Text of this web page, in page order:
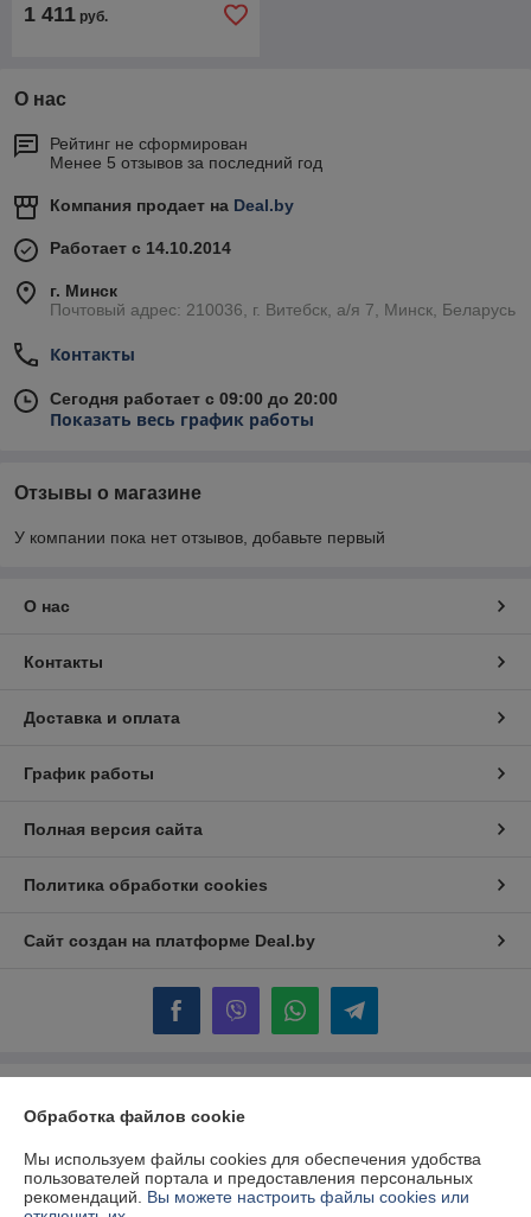
1 411 руб.
О нас
Рейтинг не сформирован
Менее 5 отзывов за последний год
Компания продает на Deal.by
Работает с 14.10.2014
г. Минск
Почтовый адрес: 210036, г. Витебск, а/я 7, Минск, Беларусь
Контакты
Сегодня работает с 09:00 до 20:00
Показать весь график работы
Отзывы о магазине
У компании пока нет отзывов, добавьте первый
О нас
Контакты
Доставка и оплата
График работы
Полная версия сайта
Политика обработки cookies
Сайт создан на платформе Deal.by
220117, РБ, г. Минск, пр-т Газеты Звязда, д. 47, помещение № 306
Регистрационный номер ЕГР: 192266040
Обработка файлов cookie
Мы используем файлы cookies для обеспечения удобства
пользователей портала и предоставления персональных
рекомендаций. Вы можете настроить файлы cookies или